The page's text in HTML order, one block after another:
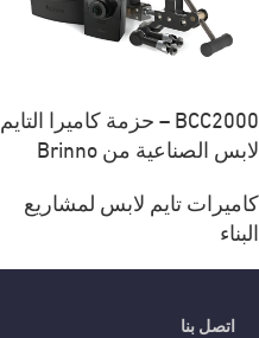
BCC2000 – حزمة كاميرا التايم
لابس الصناعية من Brinno
كاميرات تايم لابس لمشاريع
البناء
اتصل بنا